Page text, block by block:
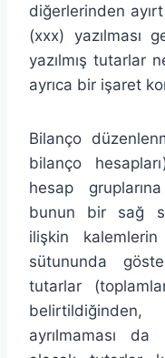
diğerlerinden
(xxx) yazılması
yazılmış tutarlar
ayrıca bir işaret
Bilanço
bilanço
hesap
bunun bir sağ
ilişkin
sütununda
tutarlar
ayrılmaması